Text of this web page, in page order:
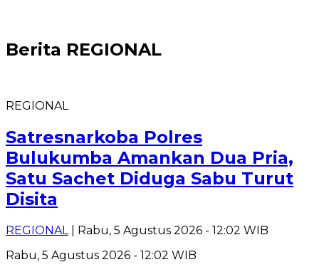
Berita REGIONAL
REGIONAL
Satresnarkoba Polres
Bulukumba Amankan Dua Pria,
Satu Sachet Diduga Sabu Turut
Disita
REGIONAL
| Rabu, 5 Agustus 2026 - 12:02 WIB
Rabu, 5 Agustus 2026 - 12:02 WIB